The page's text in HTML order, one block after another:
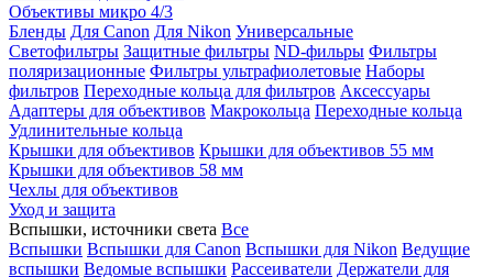
Объективы микро 4/3
Бленды Для Canon Для Nikon Универсальные
Светофильтры Защитные фильтры ND-фильры Фильтры
поляризационные Фильтры ультрафиолетовые Наборы
фильтров Переходные кольца для фильтров Аксессуары
Адаптеры для объективов Макрокольца Переходные кольца
Удлинительные кольца
Крышки для объективов Крышки для объективов 55 мм
Крышки для объективов 58 мм
Чехлы для объективов
Уход и защита
Вспышки, источники света Все
Вспышки Вспышки для Canon Вспышки для Nikon Ведущие
вспышки Ведомые вспышки Рассеиватели Держатели для